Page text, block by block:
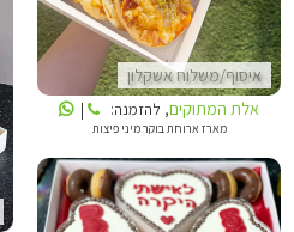
איסוף/משלוח אשקלון
אלת המתוקים, להזמנה: |
מארז ארוחת בוקר מיני פיצות